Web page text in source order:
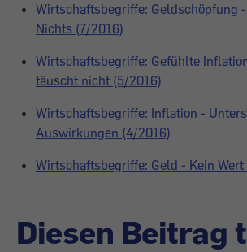
Wirtschaftsbegriffe: Geldschöpfung
Nichts (7/2016)
Wirtschaftsbegriffe: Gefühlte
täuscht nicht (5/2016)
Wirtschaftsbegriffe: Inflation -
Auswirkungen (4/2016)
Wirtschaftsbegriffe: Geld - Kein
Diesen Beitrag